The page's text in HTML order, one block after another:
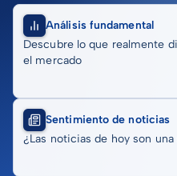
Análisis fundamental
Descubre lo que realmente
el mercado
Sentimiento de noticias
¿Las noticias de hoy son